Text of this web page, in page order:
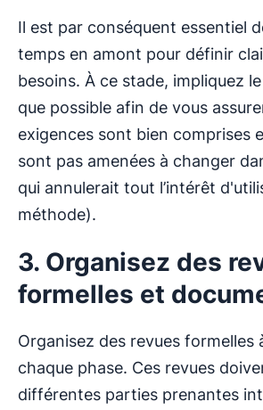
Il est par conséquent essentiel
temps en amont pour définir
besoins. À ce stade, impliquez
que possible afin de vous
exigences sont bien comprises
sont pas amenées à changer
qui annulerait tout l’intérêt
méthode).
3. Organisez des
formelles et
Organisez des revues formelles
chaque phase. Ces revues
différentes parties prenantes